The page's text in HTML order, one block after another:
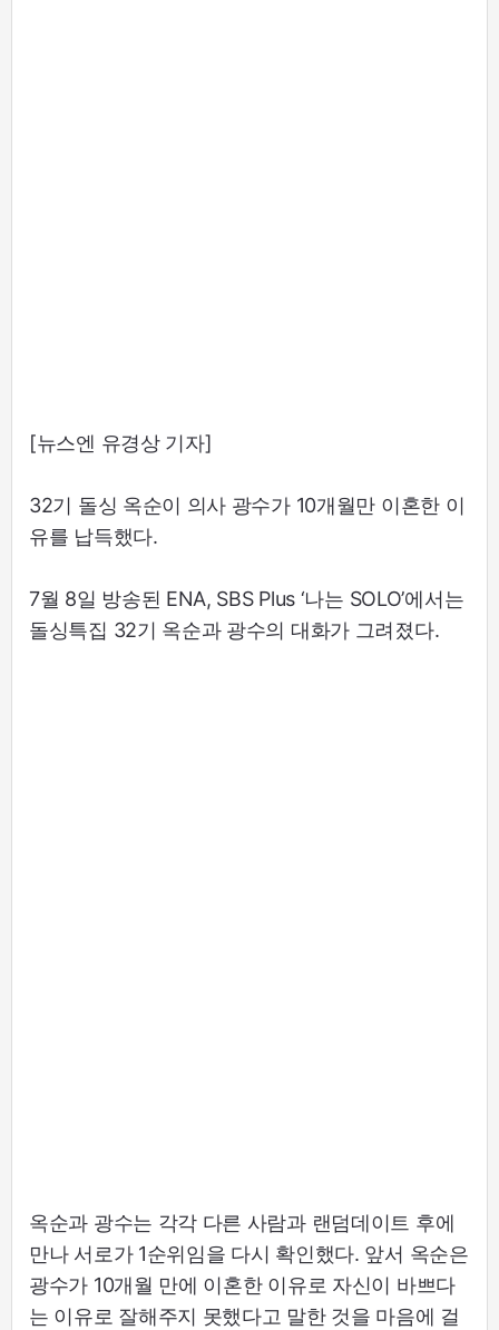
[뉴스엔 유경상 기자]
32기 돌싱 옥순이 의사 광수가 10개월만 이혼한 이
유를 납득했다.
7월 8일 방송된 ENA, SBS Plus ‘나는 SOLO’에서는
돌싱특집 32기 옥순과 광수의 대화가 그려졌다.
옥순과 광수는 각각 다른 사람과 랜덤데이트 후에
만나 서로가 1순위임을 다시 확인했다. 앞서 옥순은
광수가 10개월 만에 이혼한 이유로 자신이 바쁘다
는 이유로 잘해주지 못했다고 말한 것을 마음에 걸